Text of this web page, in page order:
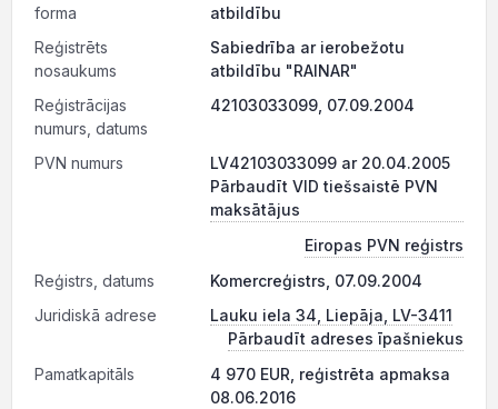
forma
atbildību
Reģistrēts
nosaukums
Sabiedrība ar ierobežotu
atbildību "RAINAR"
Reģistrācijas
numurs, datums
42103033099, 07.09.2004
PVN numurs
LV42103033099 ar 20.04.2005
Pārbaudīt VID tiešsaistē PVN
maksātājus
Eiropas PVN reģistrs
Reģistrs, datums
Komercreģistrs, 07.09.2004
Juridiskā adrese
Lauku iela 34, Liepāja, LV-3411
Pārbaudīt adreses īpašniekus
Pamatkapitāls
4 970 EUR, reģistrēta apmaksa
08.06.2016